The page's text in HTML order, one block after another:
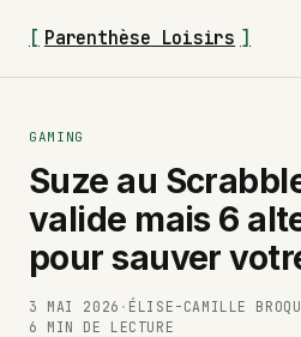
[ Parenthèse Loisirs ]
GAMING
Suze au
valide mais 6
pour sauver
3 MAI 2026 · ÉLISE-CAMILLE
6 MIN DE LECTURE